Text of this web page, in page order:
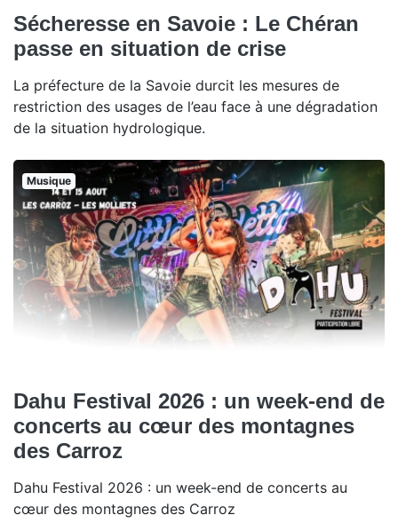
Sécheresse en Savoie : Le Chéran
passe en situation de crise
La préfecture de la Savoie durcit les mesures de
restriction des usages de l’eau face à une dégradation
de la situation hydrologique.
Musique
Dahu Festival 2026 : un week-end de
concerts au cœur des montagnes
des Carroz
Dahu Festival 2026 : un week-end de concerts au
cœur des montagnes des Carroz